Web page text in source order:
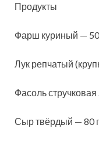
Продукты
Фарш куриный —
Лук репчатый
Фасоль
Сыр твёрдый — 80 г